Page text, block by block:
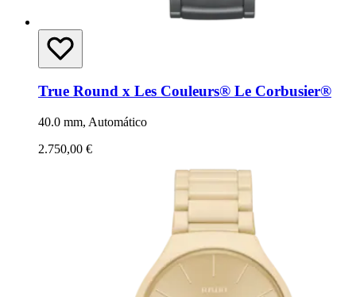
True Round x Les Couleurs® Le Corbusier®
40.0 mm, Automático
2.750,00 €